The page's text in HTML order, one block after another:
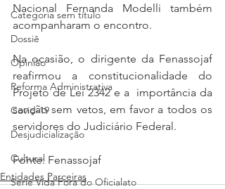
Categoria sem título
Dossiê
Opinião
Reforma Administrativa
Covid-19
Desjudicialização
Cultural
Serie Vida Fora do Oficialato
Nacional Fernanda Modelli também
acompanharam o encontro.
Na ocasião, o dirigente da Fenassojaf
reafirmou a constitucionalidade do
Projeto de Lei 2342 e a  importância da
sanção sem vetos, em favor a todos os
servidores do Judiciário Federal.
Fonte: Fenassojaf
Entidades Parceiras